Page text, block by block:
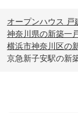
オープンハウス 戸
神奈川県の新築一
横浜市神奈川区の
京急新子安駅の新